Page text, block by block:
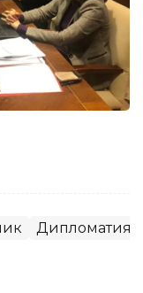
Дипломатия